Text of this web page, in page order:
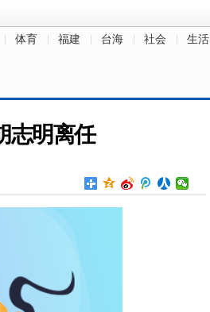
体育 福建 台海 社会 生活
志明离任